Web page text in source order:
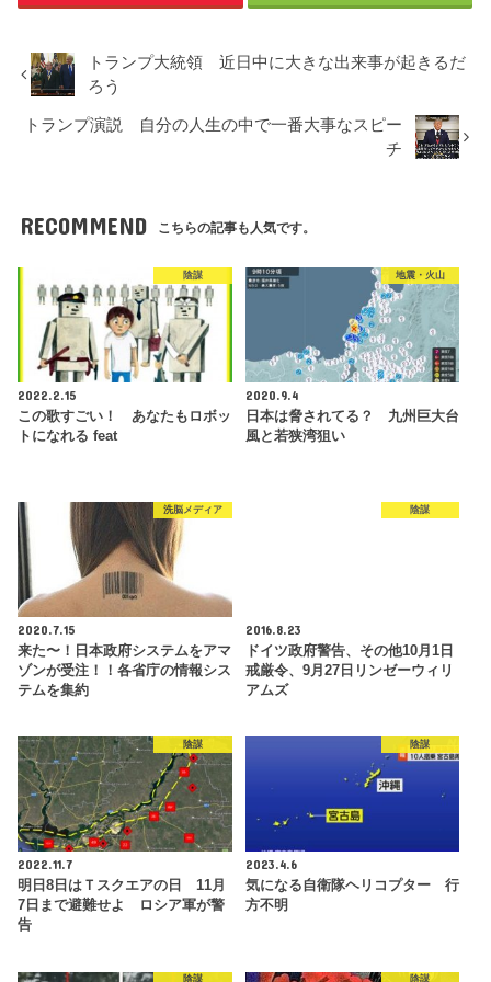
トランプ大統領 近日中に大きな出来事が起きるだ
ろう
トランプ演説 自分の人生の中で一番大事なスピー
チ
RECOMMEND こちらの記事も人気です。
陰謀
2022.2.15
この歌すごい！ あなたもロボッ
トになれる feat
地震・火山
2020.9.4
日本は脅されてる？ 九州巨大台
風と若狭湾狙い
洗脳メディア
2020.7.15
来た〜！日本政府システムをアマ
ゾンが受注！！各省庁の情報シス
テムを集約
陰謀
2016.8.23
ドイツ政府警告、その他10月1日
戒厳令、9月27日リンゼーウィリ
アムズ
陰謀
2022.11.7
明日8日はＴスクエアの日 11月
7日まで避難せよ ロシア軍が警
告
陰謀
2023.4.6
気になる自衛隊ヘリコプター 行
方不明
陰謀 陰謀